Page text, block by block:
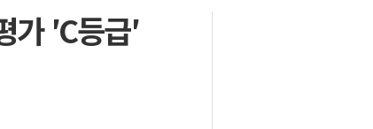
고용 2만3000명 감소 '쇼크'…9월 금리 인상 기대 후퇴
수니파 3개국, 공동방위협정 체결
′C등급′